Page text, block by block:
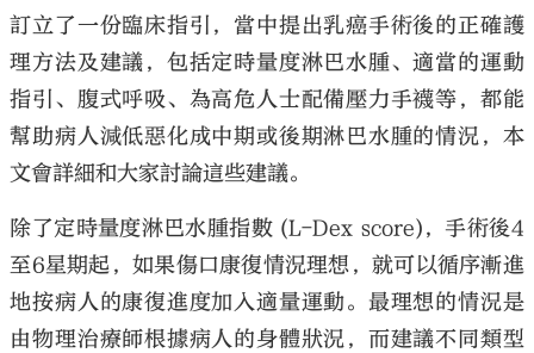
訂立了一份臨床指引，當中提出乳癌手術後的正確護
理方法及建議，包括定時量度淋巴水腫、適當的運動
指引、腹式呼吸、為高危人士配備壓力手襪等，都能
幫助病人減低惡化成中期或後期淋巴水腫的情況，本
文會詳細和大家討論這些建議。
除了定時量度淋巴水腫指數 (L-Dex score)，手術後4
至6星期起，如果傷口康復情況理想，就可以循序漸進
地按病人的康復進度加入適量運動。最理想的情況是
由物理治療師根據病人的身體狀況，而建議不同類型